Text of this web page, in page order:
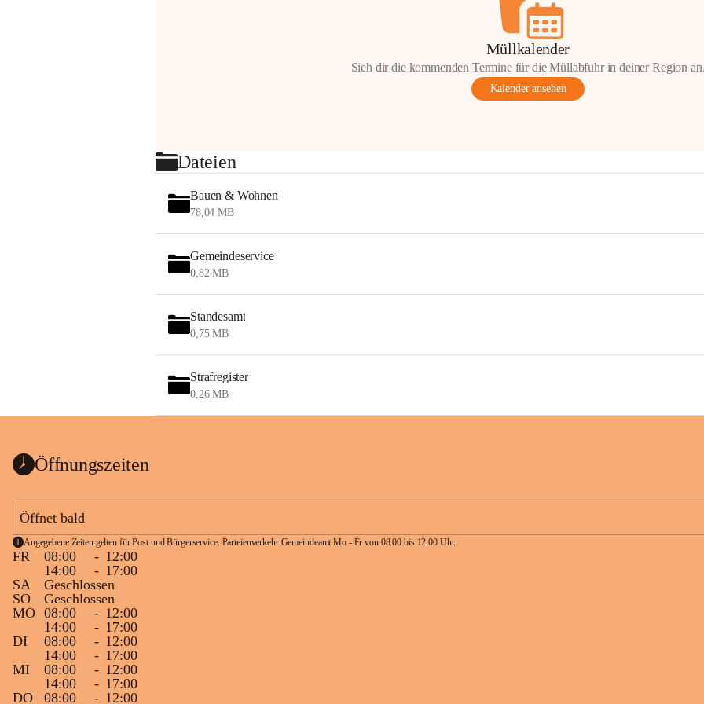
Müllkalender
Sieh dir die kommenden Termine für die Müllabfuhr in deiner Region
Kalender ansehen
Dateien
Bauen & Wohnen
78,04 MB
Gemeindeservice
0,82 MB
Standesamt
0,75 MB
Strafregister
0,26 MB
Öffnungszeiten
Öffnet bald
Angegebene Zeiten gelten für Post und Bürgerservice. Parteienverkehr Gemeindeamt Mo - Fr von 08:00 bis 12:00 Uhr.
FR 08:00 - 12:00
14:00
- 17:00
SA
Geschlossen
SO
Geschlossen
MO 08:00 - 12:00
14:00
- 17:00
DI
08:00 - 12:00
14:00
- 17:00
MI
08:00 - 12:00
14:00
- 17:00
DO
08:00 - 12:00